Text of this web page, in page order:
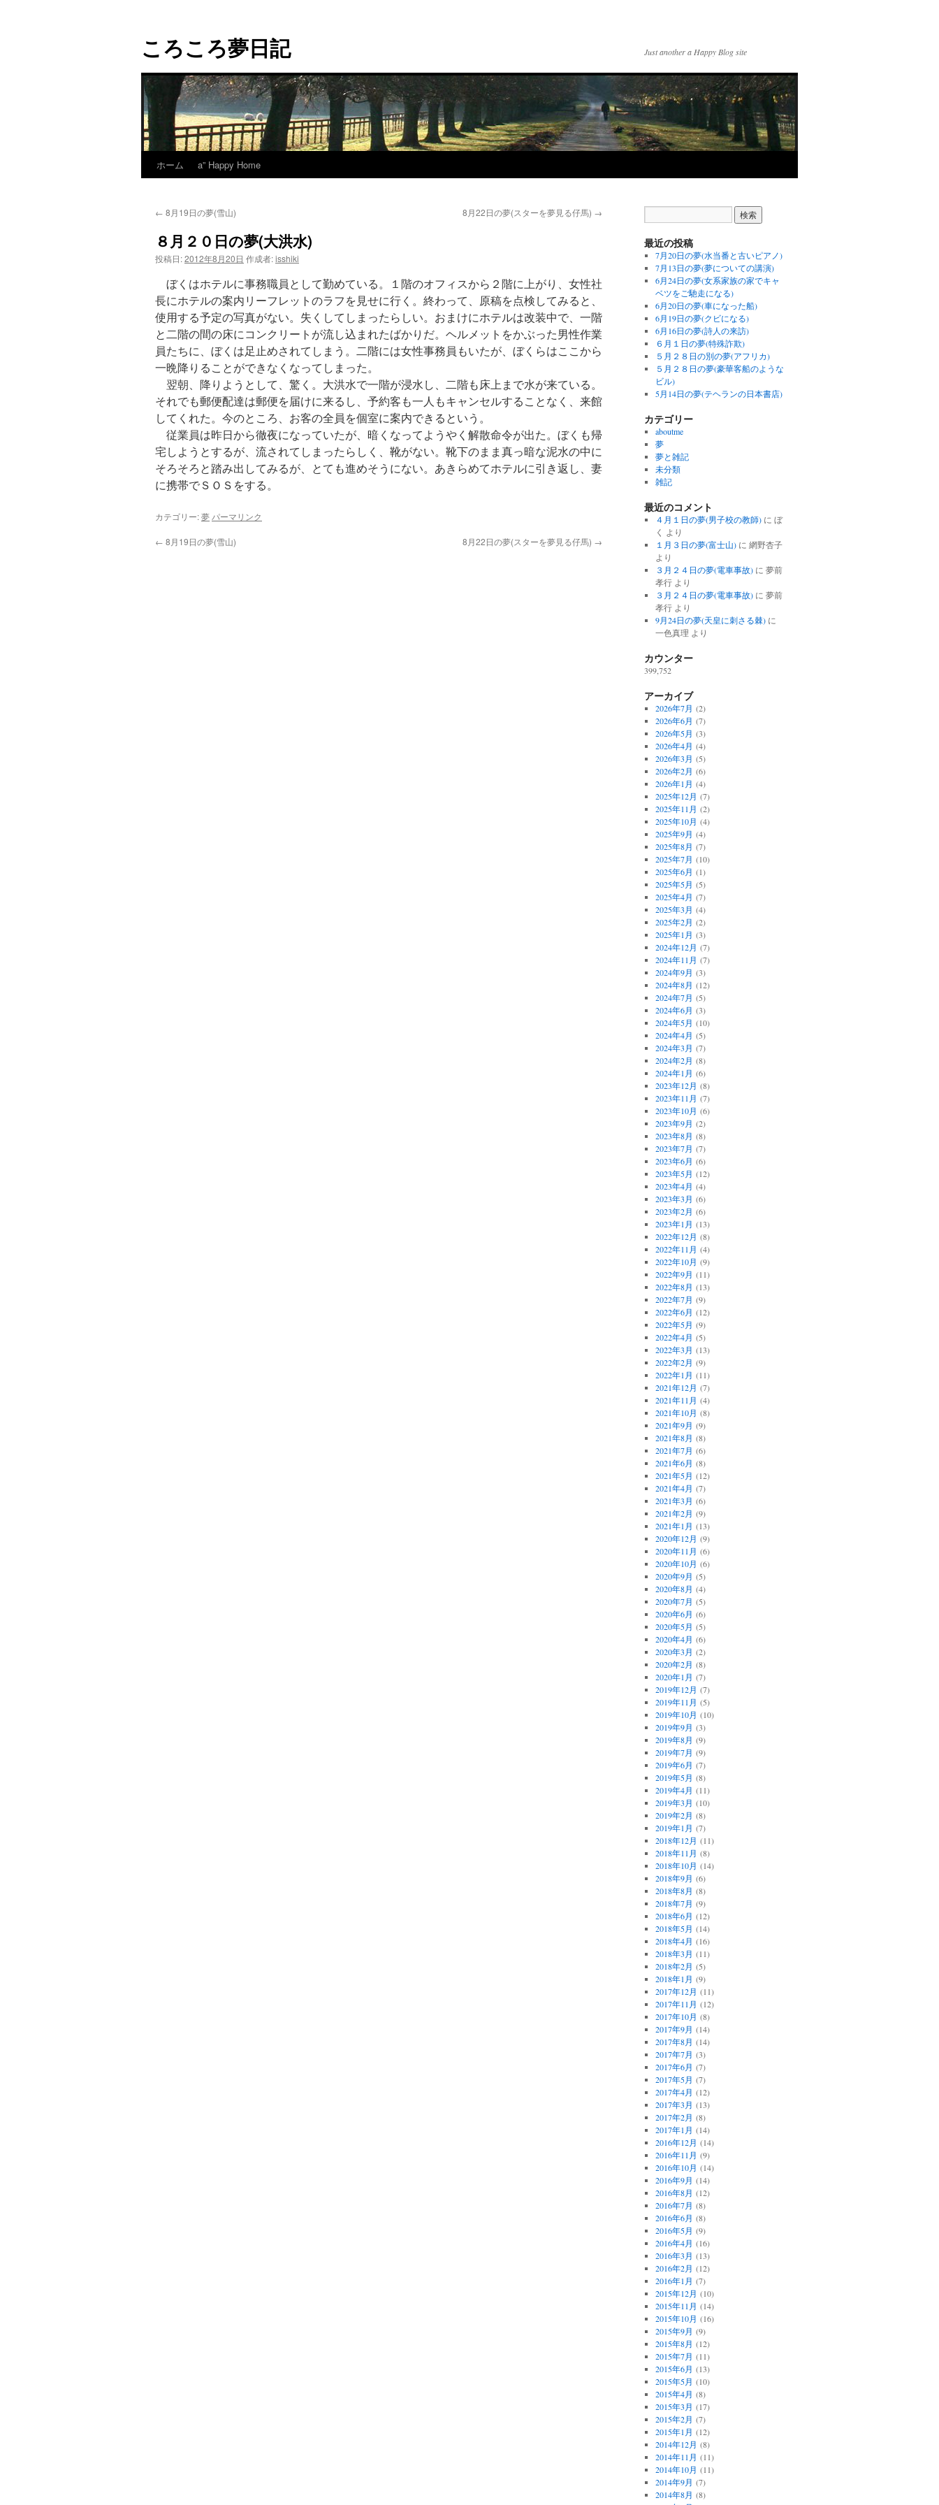
テ
ン
へ
ス
キ
ッ
プ
ころころ夢日記 Just another a Happy Blog site
ホーム a” Happy Home
← 8月19日の夢(雪山) 8月22日の夢(スターを夢見る仔馬) →
８月２０日の夢(大洪水)
投稿日:2012年8月20日 作成者:isshiki
ぼくはホテルに事務職員として勤めている。１階のオフィスから２階に上がり、女性社
長にホテルの案内リーフレットのラフを見せに行く。終わって、原稿を点検してみると、
使用する予定の写真がない。失くしてしまったらしい。おまけにホテルは改装中で、一階
と二階の間の床にコンクリートが流し込まれたばかりだ。ヘルメットをかぶった男性作業
員たちに、ぼくは足止めされてしまう。二階には女性事務員もいたが、ぼくらはここから
一晩降りることができなくなってしまった。
翌朝、降りようとして、驚く。大洪水で一階が浸水し、二階も床上まで水が来ている。
それでも郵便配達は郵便を届けに来るし、予約客も一人もキャンセルすることなく、来館
してくれた。今のところ、お客の全員を個室に案内できるという。
従業員は昨日から徹夜になっていたが、暗くなってようやく解散命令が出た。ぼくも帰
宅しようとするが、流されてしまったらしく、靴がない。靴下のまま真っ暗な泥水の中に
そろそろと踏み出してみるが、とても進めそうにない。あきらめてホテルに引き返し、妻
に携帯でＳＯＳをする。
カテゴリー:夢 パーマリンク
← 8月19日の夢(雪山) 8月22日の夢(スターを夢見る仔馬) →
最近の投稿
7月20日の夢(水当番と古いピアノ)
7月13日の夢(夢についての講演)
6月24日の夢(女系家族の家でキャ
ベツをご馳走になる)
6月20日の夢(車になった船)
6月19日の夢(クビになる)
6月16日の夢(詩人の来訪)
６月１日の夢(特殊詐欺)
５月２８日の別の夢(アフリカ)
５月２８日の夢(豪華客船のような
ビル)
5月14日の夢(テヘランの日本書店)
カテゴリー
aboutme
夢
夢と雑記
未分類
雑記
最近のコメント
４月１日の夢(男子校の教師)に ぼ
く より
１月３日の夢(富士山)に 網野杏子
より
３月２４日の夢(電車事故)に 夢前
孝行より
３月２４日の夢(電車事故)に 夢前
孝行より
9月24日の夢(天皇に刺さる棘)に
一色真理 より
カウンター
399,752
アーカイブ
2026年7月 (2)
2026年6月 (7)
2026年5月 (3)
2026年4月 (4)
2026年3月 (5)
2026年2月 (6)
2026年1月 (4)
2025年12月 (7)
2025年11月 (2)
2025年10月 (4)
2025年9月 (4)
2025年8月 (7)
2025年7月 (10)
2025年6月 (1)
2025年5月 (5)
2025年4月 (7)
2025年3月 (4)
2025年2月 (2)
2025年1月 (3)
2024年12月 (7)
2024年11月 (7)
2024年9月 (3)
2024年8月 (12)
2024年7月 (5)
2024年6月 (3)
2024年5月 (10)
2024年4月 (5)
2024年3月 (7)
2024年2月 (8)
2024年1月 (6)
2023年12月 (8)
2023年11月 (7)
2023年10月 (6)
2023年9月 (2)
2023年8月 (8)
2023年7月 (7)
2023年6月 (6)
2023年5月 (12)
2023年4月 (4)
2023年3月 (6)
2023年2月 (6)
2023年1月 (13)
2022年12月 (8)
2022年11月 (4)
2022年10月 (9)
2022年9月 (11)
2022年8月 (13)
2022年7月 (9)
2022年6月 (12)
2022年5月 (9)
2022年4月 (5)
2022年3月 (13)
2022年2月 (9)
2022年1月 (11)
2021年12月 (7)
2021年11月 (4)
2021年10月 (8)
2021年9月 (9)
2021年8月 (8)
2021年7月 (6)
2021年6月 (8)
2021年5月 (12)
2021年4月 (7)
2021年3月 (6)
2021年2月 (9)
2021年1月 (13)
2020年12月 (9)
2020年11月 (6)
2020年10月 (6)
2020年9月 (5)
2020年8月 (4)
2020年7月 (5)
2020年6月 (6)
2020年5月 (5)
2020年4月 (6)
2020年3月 (2)
2020年2月 (8)
2020年1月 (7)
2019年12月 (7)
2019年11月 (5)
2019年10月 (10)
2019年9月 (3)
2019年8月 (9)
2019年7月 (9)
2019年6月 (7)
2019年5月 (8)
2019年4月 (11)
2019年3月 (10)
2019年2月 (8)
2019年1月 (7)
2018年12月 (11)
2018年11月 (8)
2018年10月 (14)
2018年9月 (6)
2018年8月 (8)
2018年7月 (9)
2018年6月 (12)
2018年5月 (14)
2018年4月 (16)
2018年3月 (11)
2018年2月 (5)
2018年1月 (9)
2017年12月 (11)
2017年11月 (12)
2017年10月 (8)
2017年9月 (14)
2017年8月 (14)
2017年7月 (3)
2017年6月 (7)
2017年5月 (7)
2017年4月 (12)
2017年3月 (13)
2017年2月 (8)
2017年1月 (14)
2016年12月 (14)
2016年11月 (9)
2016年10月 (14)
2016年9月 (14)
2016年8月 (12)
2016年7月 (8)
2016年6月 (8)
2016年5月 (9)
2016年4月 (16)
2016年3月 (13)
2016年2月 (12)
2016年1月 (7)
2015年12月 (10)
2015年11月 (14)
2015年10月 (16)
2015年9月 (9)
2015年8月 (12)
2015年7月 (11)
2015年6月 (13)
2015年5月 (10)
2015年4月 (8)
2015年3月 (17)
2015年2月 (7)
2015年1月 (12)
2014年12月 (8)
2014年11月 (11)
2014年10月 (11)
2014年9月 (7)
2014年8月 (8)